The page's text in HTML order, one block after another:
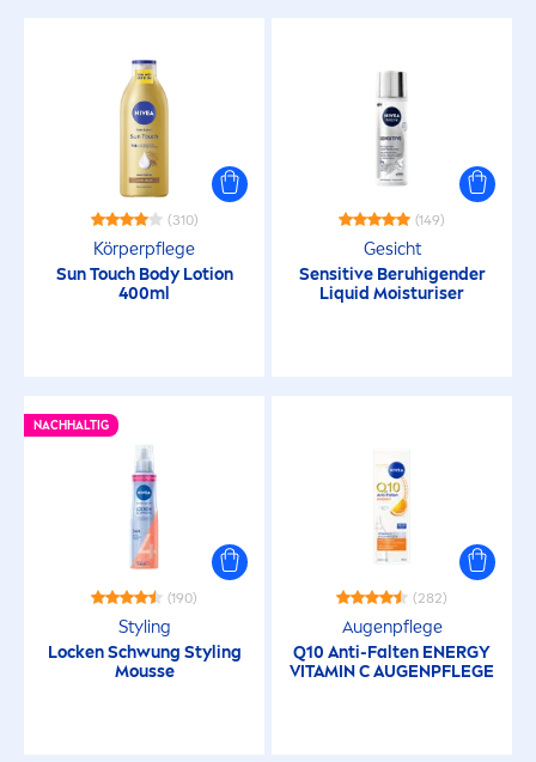
(310)
Körperpflege
SunTouch Body Lotion
400ml
(149)
Gesicht
SensitiveBeruhigender
Liquid Moisturiser
NACHHALTIG
(190)
Styling
Locken Schwung Styling
Mousse
(282)
Augenpflege
Q10 Anti-Falten ENERGY
VITAMINC AUGENPFLEGE